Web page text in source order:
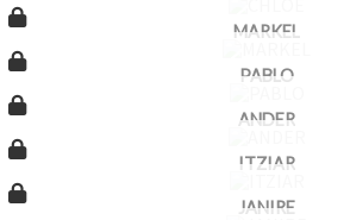
MARKEL
PABLO
ANDER
ITZIAR
JANIRE